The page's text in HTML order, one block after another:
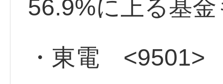
56.9%に上る基金
・東電 <9501>